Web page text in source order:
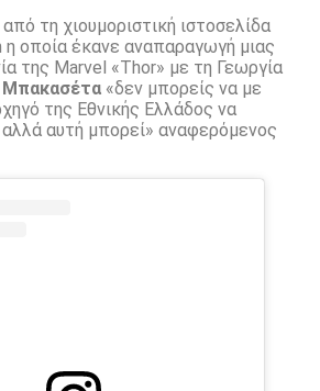
τη χιουμοριστική ιστοσελίδα
οποία έκανε αναπαραγωγή μιας
της Marvel «Thor» με τη Γεωργία
Μπακασέτα «δεν μπορείς να με
της Εθνικής Ελλάδος να
αυτή μπορεί» αναφερόμενος